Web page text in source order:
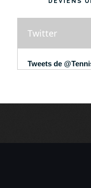
Twitter
Tweets de